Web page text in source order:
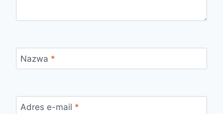
Nazwa *
Adres e-mail *